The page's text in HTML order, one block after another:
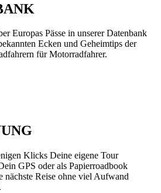
Europas Pässe in unserer Datenbank
Ecken und Geheimtips der
für Motorradfahrer.
Klicks Deine eigene Tour
GPS oder als Papierroadbook
nächste Reise ohne viel Aufwand